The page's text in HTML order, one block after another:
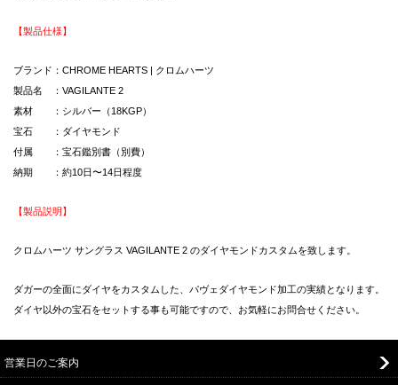
【製品仕様】
ブランド：CHROME HEARTS | クロムハーツ
製品名 ：VAGILANTE 2
素材 ：シルバー（18KGP）
宝石 ：ダイヤモンド
付属 ：宝石鑑別書（別費）
納期 ：約10日〜14日程度
【製品説明】
クロムハーツ サングラス VAGILANTE 2 のダイヤモンドカスタムを致します。
ダガーの全面にダイヤをカスタムした、パヴェダイヤモンド加工の実績となります。
ダイヤ以外の宝石をセットする事も可能ですので、お気軽にお問合せください。
営業日のご案内